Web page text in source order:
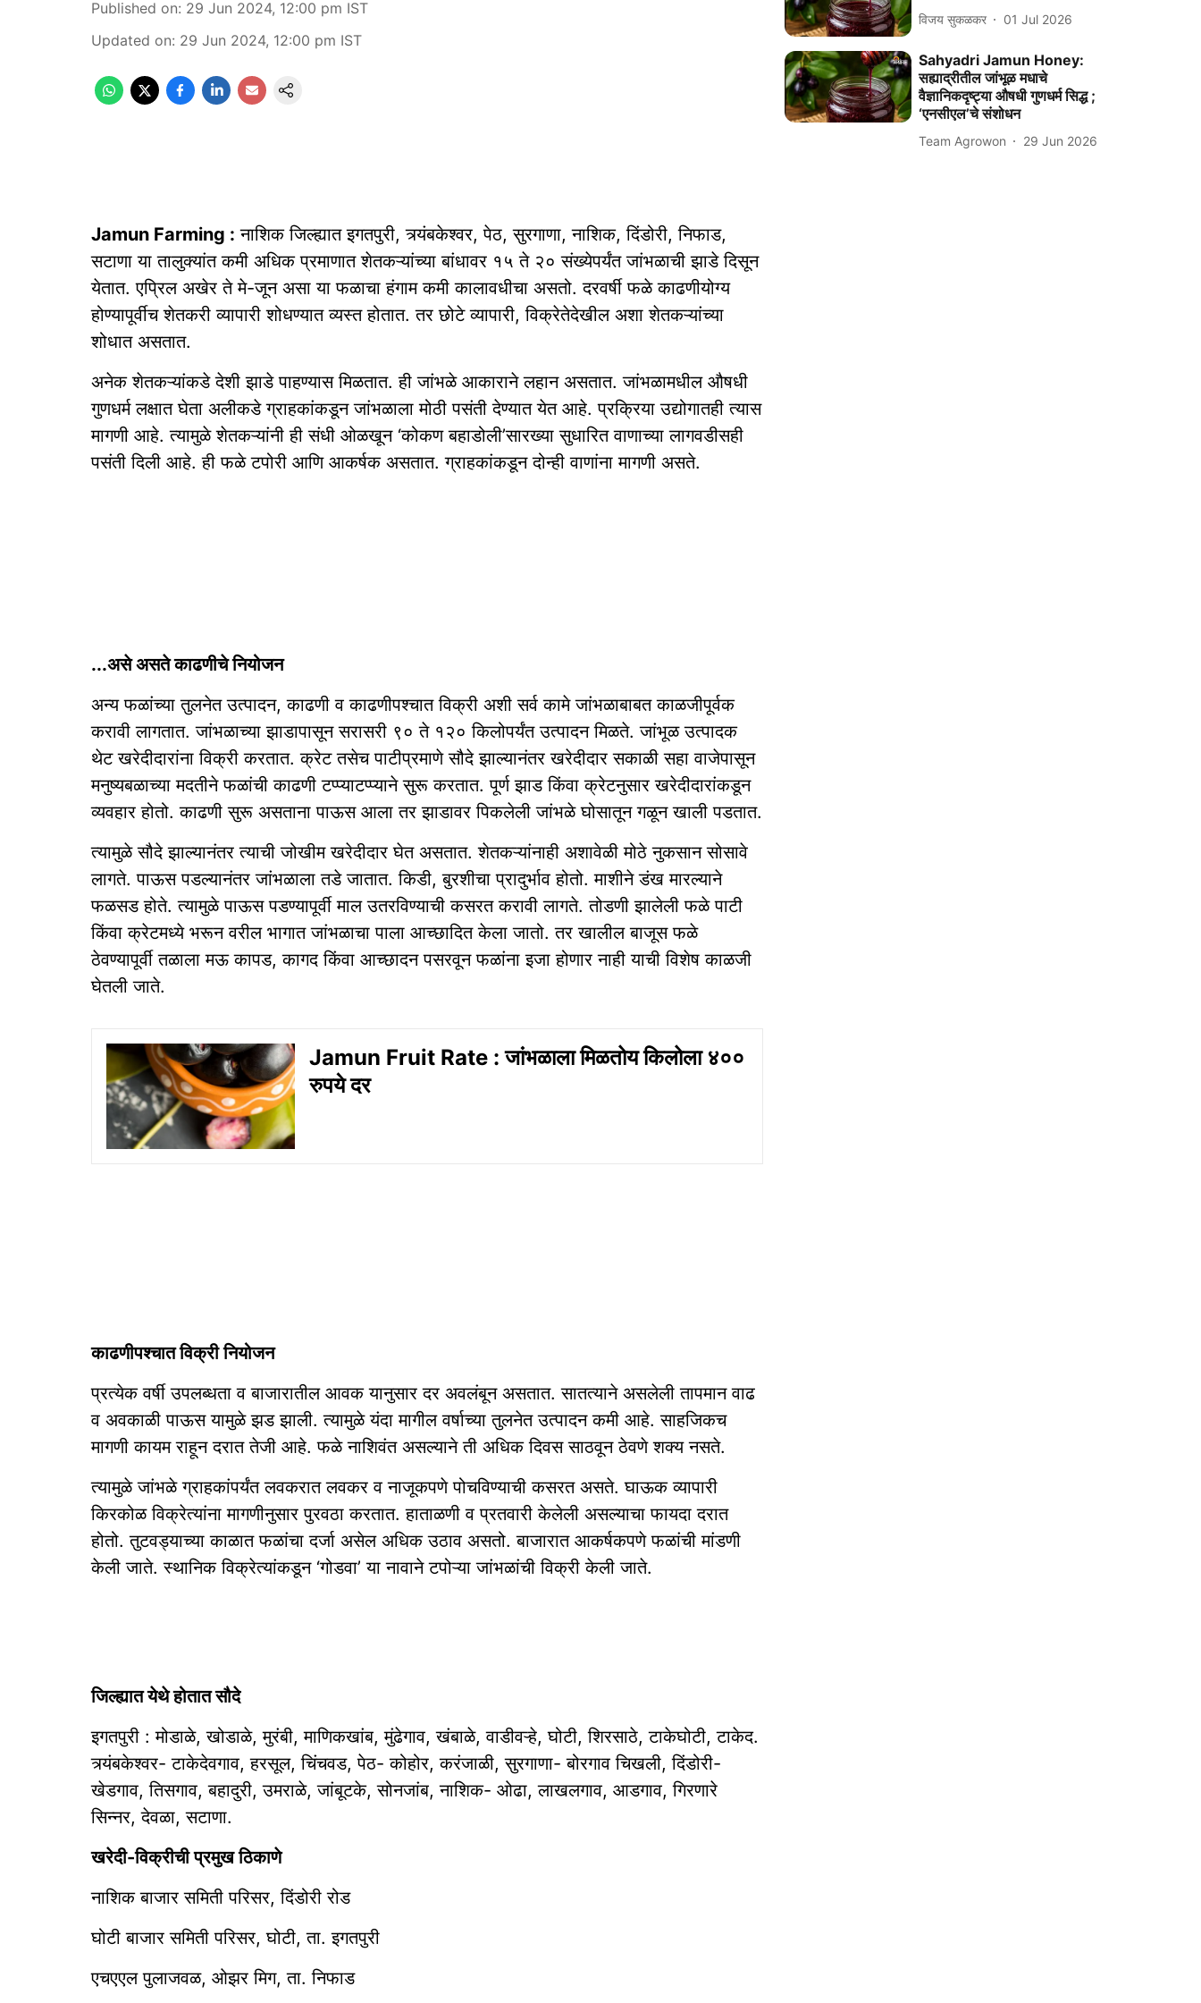
Published on: 29 Jun 2024, 12:00 pm IST
Updated on: 29 Jun 2024, 12:00 pm IST
Jamun Farming : नाशिक जिल्ह्यात इगतपुरी, त्र्यंबकेश्‍वर, पेठ, सुरगाणा, नाशिक, दिंडोरी, निफाड,
सटाणा या तालुक्यांत कमी अधिक प्रमाणात शेतकऱ्यांच्या बांधावर १५ ते २० संख्येपर्यंत जांभळाची झाडे दिसून
येतात. एप्रिल अखेर ते मे-जून असा या फळाचा हंगाम कमी कालावधीचा असतो. दरवर्षी फळे काढणीयोग्य
होण्यापूर्वीच शेतकरी व्यापारी शोधण्यात व्यस्त होतात. तर छोटे व्यापारी, विक्रेतेदेखील अशा शेतकऱ्यांच्या
शोधात असतात.
अनेक शेतकऱ्यांकडे देशी झाडे पाहण्यास मिळतात. ही जांभळे आकाराने लहान असतात. जांभळामधील औषधी
गुणधर्म लक्षात घेता अलीकडे ग्राहकांकडून जांभळाला मोठी पसंती देण्यात येत आहे. प्रक्रिया उद्योगातही त्यास
मागणी आहे. त्यामुळे शेतकऱ्यांनी ही संधी ओळखून ‘कोकण बहाडोली’सारख्या सुधारित वाणाच्या लागवडीसही
पसंती दिली आहे. ही फळे टपोरी आणि आकर्षक असतात. ग्राहकांकडून दोन्ही वाणांना मागणी असते.
...असे असते काढणीचे नियोजन
अन्य फळांच्या तुलनेत उत्पादन, काढणी व काढणीपश्‍चात विक्री अशी सर्व कामे जांभळाबाबत काळजीपूर्वक
करावी लागतात. जांभळाच्या झाडापासून सरासरी ९० ते १२० किलोपर्यंत उत्पादन मिळते. जांभूळ उत्पादक
थेट खरेदीदारांना विक्री करतात. क्रेट तसेच पाटीप्रमाणे सौदे झाल्यानंतर खरेदीदार सकाळी सहा वाजेपासून
मनुष्यबळाच्या मदतीने फळांची काढणी टप्प्याटप्प्याने सुरू करतात. पूर्ण झाड किंवा क्रेटनुसार खरेदीदारांकडून
व्यवहार होतो. काढणी सुरू असताना पाऊस आला तर झाडावर पिकलेली जांभळे घोसातून गळून खाली पडतात.
त्यामुळे सौदे झाल्यानंतर त्याची जोखीम खरेदीदार घेत असतात. शेतकऱ्यांनाही अशावेळी मोठे नुकसान सोसावे
लागते. पाऊस पडल्यानंतर जांभळाला तडे जातात. किडी, बुरशीचा प्रादुर्भाव होतो. माशीने डंख मारल्याने
फळसड होते. त्यामुळे पाऊस पडण्यापूर्वी माल उतरविण्याची कसरत करावी लागते. तोडणी झालेली फळे पाटी
किंवा क्रेटमध्ये भरून वरील भागात जांभळाचा पाला आच्छादित केला जातो. तर खालील बाजूस फळे
ठेवण्यापूर्वी तळाला मऊ कापड, कागद किंवा आच्छादन पसरवून फळांना इजा होणार नाही याची विशेष काळजी
घेतली जाते.
Jamun Fruit Rate : जांभळाला मिळतोय किलोला ४००
रुपये दर
काढणीपश्‍चात विक्री नियोजन
प्रत्येक वर्षी उपलब्धता व बाजारातील आवक यानुसार दर अवलंबून असतात. सातत्याने असलेली तापमान वाढ
व अवकाळी पाऊस यामुळे झड झाली. त्यामुळे यंदा मागील वर्षाच्या तुलनेत उत्पादन कमी आहे. साहजिकच
मागणी कायम राहून दरात तेजी आहे. फळे नाशिवंत असल्याने ती अधिक दिवस साठवून ठेवणे शक्य नसते.
त्यामुळे जांभळे ग्राहकांपर्यंत लवकरात लवकर व नाजूकपणे पोचविण्याची कसरत असते. घाऊक व्यापारी
किरकोळ विक्रेत्यांना मागणीनुसार पुरवठा करतात. हाताळणी व प्रतवारी केलेली असल्याचा फायदा दरात
होतो. तुटवड्याच्या काळात फळांचा दर्जा असेल अधिक उठाव असतो. बाजारात आकर्षकपणे फळांची मांडणी
केली जाते. स्थानिक विक्रेत्यांकडून ‘गोडवा’ या नावाने टपोऱ्या जांभळांची विक्री केली जाते.
जिल्ह्यात येथे होतात सौदे
इगतपुरी : मोडाळे, खोडाळे, मुरंबी, माणिकखांब, मुंढेगाव, खंबाळे, वाडीवऱ्हे, घोटी, शिरसाठे, टाकेघोटी, टाकेद.
त्र्यंबकेश्‍वर- टाकेदेवगाव, हरसूल, चिंचवड, पेठ- कोहोर, करंजाळी, सुरगाणा- बोरगाव चिखली, दिंडोरी-
खेडगाव, तिसगाव, बहादुरी, उमराळे, जांबूटके, सोनजांब, नाशिक- ओढा, लाखलगाव, आडगाव, गिरणारे
सिन्नर, देवळा, सटाणा.
खरेदी-विक्रीची प्रमुख ठिकाणे
नाशिक बाजार समिती परिसर, दिंडोरी रोड
घोटी बाजार समिती परिसर, घोटी, ता. इगतपुरी
एचएएल पुलाजवळ, ओझर मिग, ता. निफाड
विजय सुकळकर 01 Jul 2026
Sahyadri Jamun Honey:
सह्याद्रीतील जांभूळ मधाचे
वैज्ञानिकदृष्ट्या औषधी गुणधर्म सिद्ध ;
‘एनसीएल’चे संशोधन
Team Agrowon 29 Jun 2026